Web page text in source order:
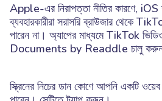
Apple-এর নিরাপত্তা নীতির কারণে,
ব্যবহারকারীরা সরাসরি ব্রাউজার থেকে
পারেন না। অ্যাপের মাধ্যমে TikTok
Documents by Readdle চালু
স্ক্রিনের নিচের ডান কোণে আপনি একটি